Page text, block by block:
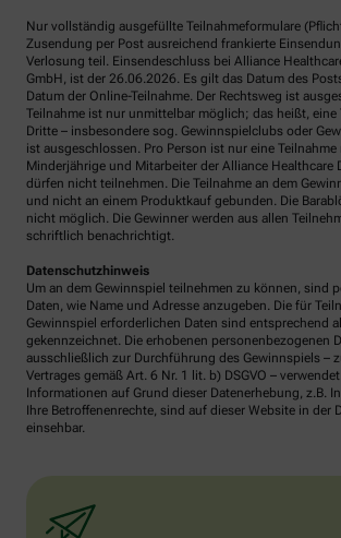
Nur vollständig ausgefüllte Teilnahmeformulare
Zusendung per Post ausreichend frankierte
Verlosung teil. Einsendeschluss bei Alliance
GmbH, ist der 26.06.2026. Es gilt das Datum des
Datum der Online-Teilnahme. Der Rechtsweg ist
Teilnahme ist nur unmittelbar möglich; das heißt, eine
Dritte – insbesondere sog. Gewinnspielclubs oder
ist ausgeschlossen. Pro Person ist nur eine
Minderjährige und Mitarbeiter der Alliance Healthcare
dürfen nicht teilnehmen. Die Teilnahme an dem
und nicht an einem Produktkauf gebunden. Die
nicht möglich. Die Gewinner werden aus allen
schriftlich benachrichtigt.
Datenschutzhinweis
Um an dem Gewinnspiel teilnehmen zu können, sind
Daten, wie Name und Adresse anzugeben. Die für
Gewinnspiel erforderlichen Daten sind entsprechend
gekennzeichnet. Die erhobenen personenbezogenen
ausschließlich zur Durchführung des Gewinnspiels –
Vertrages gemäß Art. 6 Nr. 1 lit. b) DSGVO –
Informationen auf Grund dieser Datenerhebung, z.B.
Ihre Betroffenenrechte, sind auf dieser Website in der
einsehbar.